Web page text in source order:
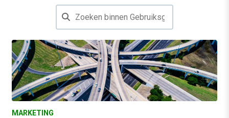
MARKETING